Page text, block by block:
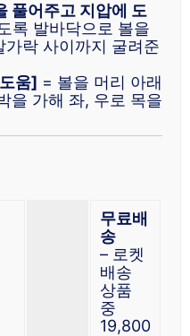
풀어주고 지압에 도
록 발바닥으로 볼을
락 사이까지 굴려준
움] = 볼을 머리 아래
을 가해 좌, 우로 목을
무료배
송
– 로켓
배송
상품
중
19,800